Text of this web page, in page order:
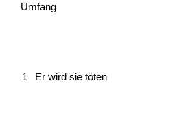
Umfang
1 Er wird sie töten